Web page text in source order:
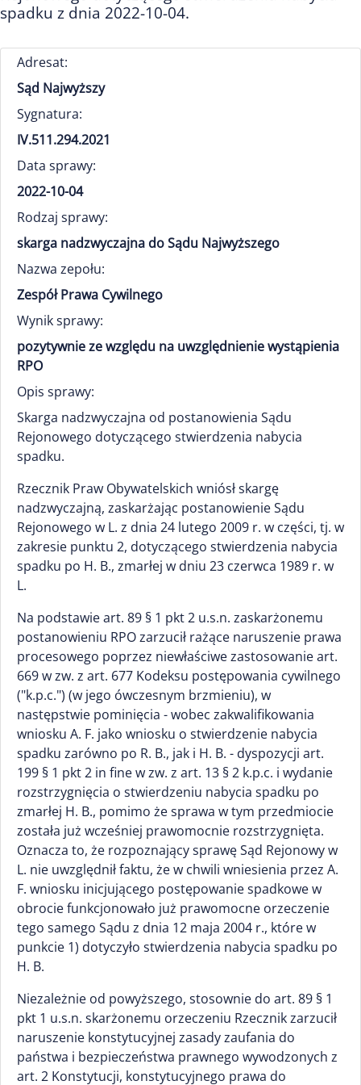
spadku z dnia 2022-10-04.
Adresat:
Sąd Najwyższy
Sygnatura:
IV.511.294.2021
Data sprawy:
2022-10-04
Rodzaj sprawy:
skarga nadzwyczajna do Sądu Najwyższego
Nazwa zepołu:
Zespół Prawa Cywilnego
Wynik sprawy:
pozytywnie ze względu na uwzględnienie wystąpienia
RPO
Opis sprawy:
Skarga nadzwyczajna od postanowienia Sądu
Rejonowego dotyczącego stwierdzenia nabycia
spadku.
Rzecznik Praw Obywatelskich wniósł skargę
nadzwyczajną, zaskarżając postanowienie Sądu
Rejonowego w L. z dnia 24 lutego 2009 r. w części, tj. w
zakresie punktu 2, dotyczącego stwierdzenia nabycia
spadku po H. B., zmarłej w dniu 23 czerwca 1989 r. w
L.
Na podstawie art. 89 § 1 pkt 2 u.s.n. zaskarżonemu
postanowieniu RPO zarzucił rażące naruszenie prawa
procesowego poprzez niewłaściwe zastosowanie art.
669 w zw. z art. 677 Kodeksu postępowania cywilnego
("k.p.c.") (w jego ówczesnym brzmieniu), w
następstwie pominięcia - wobec zakwalifikowania
wniosku A. F. jako wniosku o stwierdzenie nabycia
spadku zarówno po R. B., jak i H. B. - dyspozycji art.
199 § 1 pkt 2 in fine w zw. z art. 13 § 2 k.p.c. i wydanie
rozstrzygnięcia o stwierdzeniu nabycia spadku po
zmarłej H. B., pomimo że sprawa w tym przedmiocie
została już wcześniej prawomocnie rozstrzygnięta.
Oznacza to, że rozpoznający sprawę Sąd Rejonowy w
L. nie uwzględnił faktu, że w chwili wniesienia przez A.
F. wniosku inicjującego postępowanie spadkowe w
obrocie funkcjonowało już prawomocne orzeczenie
tego samego Sądu z dnia 12 maja 2004 r., które w
punkcie 1) dotyczyło stwierdzenia nabycia spadku po
H. B.
Niezależnie od powyższego, stosownie do art. 89 § 1
pkt 1 u.s.n. skarżonemu orzeczeniu Rzecznik zarzucił
naruszenie konstytucyjnej zasady zaufania do
państwa i bezpieczeństwa prawnego wywodzonych z
art. 2 Konstytucji, konstytucyjnego prawa do